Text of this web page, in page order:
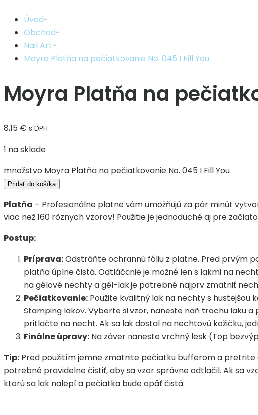
Úvod-
Obchod-
Nail Art-
Moyra Platňa na pečiatkovanie No. 045 I Fill You
Moyra Platňa na
8,15 € s DPH
1 na sklade
množstvo Moyra Platňa na pečiatkovanie No. 045 I Fill You
Pridať do košíka
Platňa – Profesionálne platne vám umožňujú za pár minút
viac než 160 rôznych vzorov! Použitie je jednoduché aj pre
Postup:
Príprava:Odstráňte ochrannú fóliu z platne. Pred prvým
platňa úplne čistá. Odtláčanie je možné len s lakmi na
na gélové nechty a gél-lak je potrebné najprv zmatniť
Pečiatkovanie: Použite kvalitný lak na nechty s hustejšou
Stamping lakov. Vyberte si vzor, naneste naň trochu laku
pritlačte na necht. Ak sa lak dostal na nechtovú kožičku,
Finálne úpravy: Na záver naneste vrchný lesk (Top
Tip: Pred použitím jemne zmatnite pečiatku bufferom a
potrebné pravidelne čistiť, aby sa vzor správne odtlačil. Ak sa
ktorú sa lak nalepí a pečiatka bude opäť čistá.